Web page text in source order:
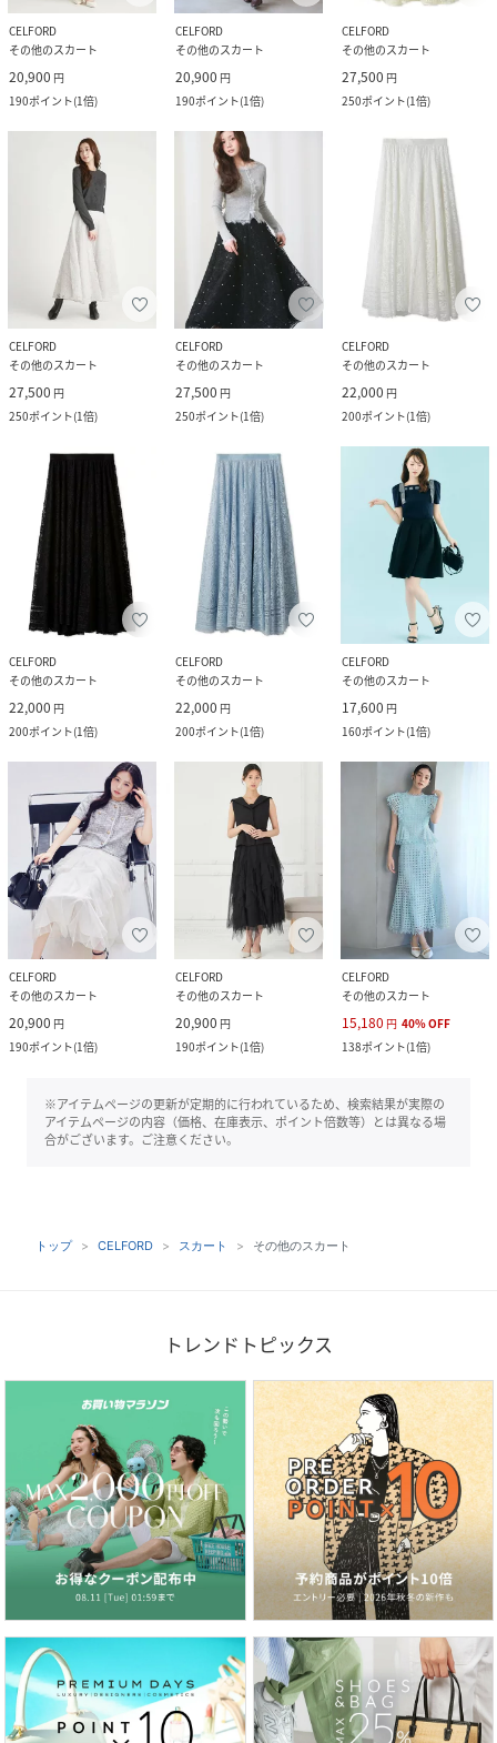
CELFORD
その他のスカート
20,900 円
190ポイント(1倍)
CELFORD
その他のスカート
20,900 円
190ポイント(1倍)
CELFORD
その他のスカート
27,500 円
250ポイント(1倍)
CELFORD
その他のスカート
27,500 円
250ポイント(1倍)
CELFORD
その他のスカート
27,500 円
250ポイント(1倍)
CELFORD
その他のスカート
22,000 円
200ポイント(1倍)
CELFORD
その他のスカート
22,000 円
200ポイント(1倍)
CELFORD
その他のスカート
22,000 円
200ポイント(1倍)
CELFORD
その他のスカート
17,600 円
160ポイント(1倍)
CELFORD
その他のスカート
20,900 円
190ポイント(1倍)
CELFORD
その他のスカート
20,900 円
190ポイント(1倍)
CELFORD
その他のスカート
15,180 円 40%OFF
138ポイント(1倍)
※アイテムページの更新が定期的に行われているため、検索結果が実際の
アイテムページの内容（価格、在庫表示、ポイント倍数等）とは異なる場
合がございます。ご注意ください。
トップ CELFORD スカート その他のスカート
トレンドトピックス